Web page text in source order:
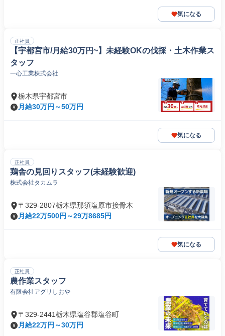
気になる
正社員
【宇都宮市/月給30万円~】未経験OKの伐採・土木作業ス
タッフ
一心工業株式会社
栃木県宇都宮市
月給30万円～50万円
気になる
正社員
鶏舎の見回りスタッフ(未経験歓迎)
株式会社タカムラ
〒329-2807栃木県那須塩原市接骨木
月給22万500円～29万8685円
気になる
正社員
農作業スタッフ
有限会社アグリしおや
〒329-2441栃木県塩谷郡塩谷町
月給22万円～30万円